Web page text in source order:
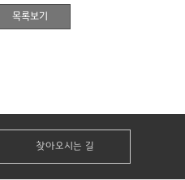
찾아오시는 길